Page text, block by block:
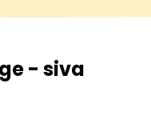
- siva